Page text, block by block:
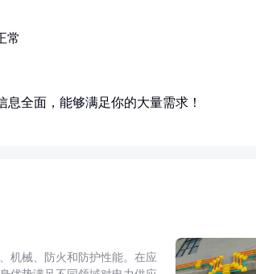
常
全面，能够满足你的大量需求！
机械、防火和防护性能。在应